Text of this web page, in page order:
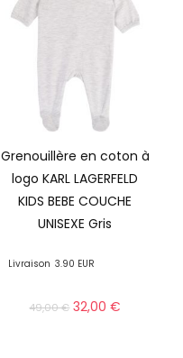
Grenouillère en coton à
logo KARL LAGERFELD
KIDS BEBE COUCHE
UNISEXE Gris
Livraison 3.90 EUR
49,00€ 32,00€